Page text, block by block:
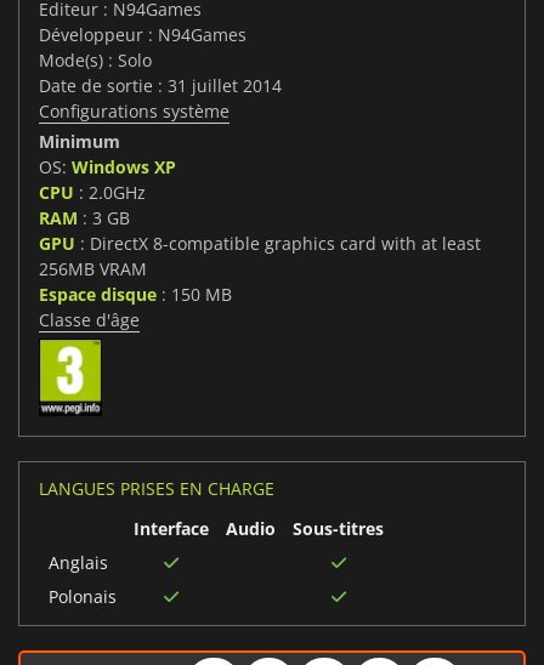
Editeur : N94Games
Développeur : N94Games
Mode(s) : Solo
Date de sortie : 31 juillet 2014
Configurations système
Minimum
OS: Windows XP
CPU : 2.0GHz
RAM : 3 GB
GPU : DirectX 8-compatible graphics card with at least
256MB VRAM
Espace disque : 150 MB
Classe d'âge
LANGUES PRISES EN CHARGE
Interface
Audio
Sous-titres
Anglais
Polonais